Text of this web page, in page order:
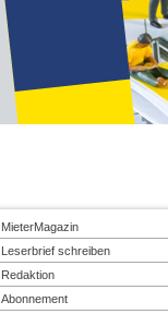
MieterMagazin
Leserbrief schreiben
Redaktion
Abonnement